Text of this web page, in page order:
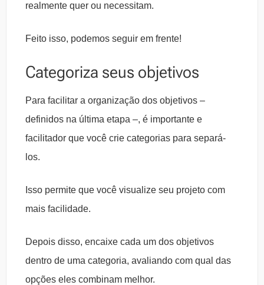
realmente quer ou necessitam.
Feito isso, podemos seguir em frente!
Categoriza seus objetivos
Para facilitar a organização dos objetivos –
definidos na última etapa –, é importante e
facilitador que você crie categorias para separá-
los.
Isso permite que você visualize seu projeto com
mais facilidade.
Depois disso, encaixe cada um dos objetivos
dentro de uma categoria, avaliando com qual das
opções eles combinam melhor.